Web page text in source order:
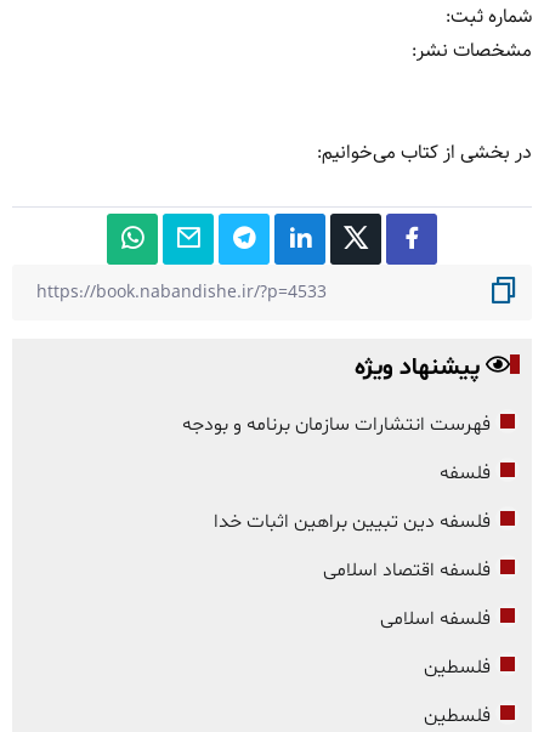
شماره ثبت:
مشخصات نشر: ‏‫
در بخشی از کتاب می‌خوانیم:
پیشنهاد ویژه
فهرست انتشارات سازمان برنامه و بودجه
فلسفه
فلسفه دین تبیین براهین اثبات خدا
فلسفه اقتصاد اسلامی
فلسفه اسلامی
فلسطین
فلسطین